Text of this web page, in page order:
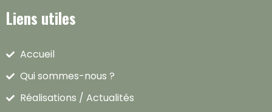
Liens utiles
Accueil
Qui sommes-nous ?
Réalisations / Actualités